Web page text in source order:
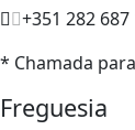
+351 282 687
* Chamada
Freguesia